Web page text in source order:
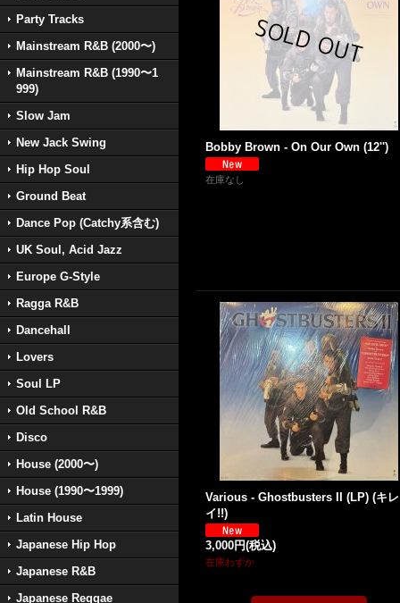
Party Tracks
Mainstream R&B (2000〜)
Mainstream R&B (1990〜1
999)
Slow Jam
New Jack Swing
Hip Hop Soul
Ground Beat
Dance Pop (Catchy系含む)
UK Soul, Acid Jazz
Europe G-Style
Ragga R&B
Dancehall
Lovers
Soul LP
Old School R&B
Disco
House (2000〜)
House (1990〜1999)
Latin House
Japanese Hip Hop
Japanese R&B
Japanese Reggae
Bobby Brown - On Our Own (12'')
在庫なし
Various - Ghostbusters II (LP) (キレ
イ!!)
3,000円(税込)
在庫わずか